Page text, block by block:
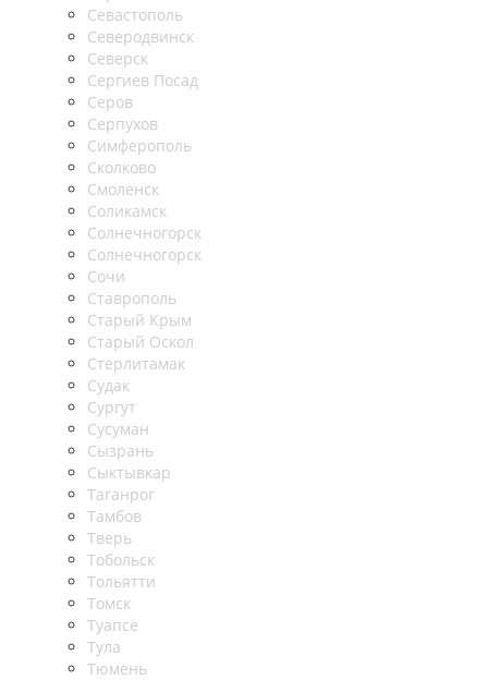
Севастополь
Северодвинск
Северск
Сергиев Посад
Серов
Серпухов
Симферополь
Сколково
Смоленск
Соликамск
Солнечногорск
Солнечногорск
Сочи
Ставрополь
Старый Крым
Старый Оскол
Стерлитамак
Судак
Сургут
Сусуман
Сызрань
Сыктывкар
Таганрог
Тамбов
Тверь
Тобольск
Тольятти
Томск
Туапсе
Тула
Тюмень